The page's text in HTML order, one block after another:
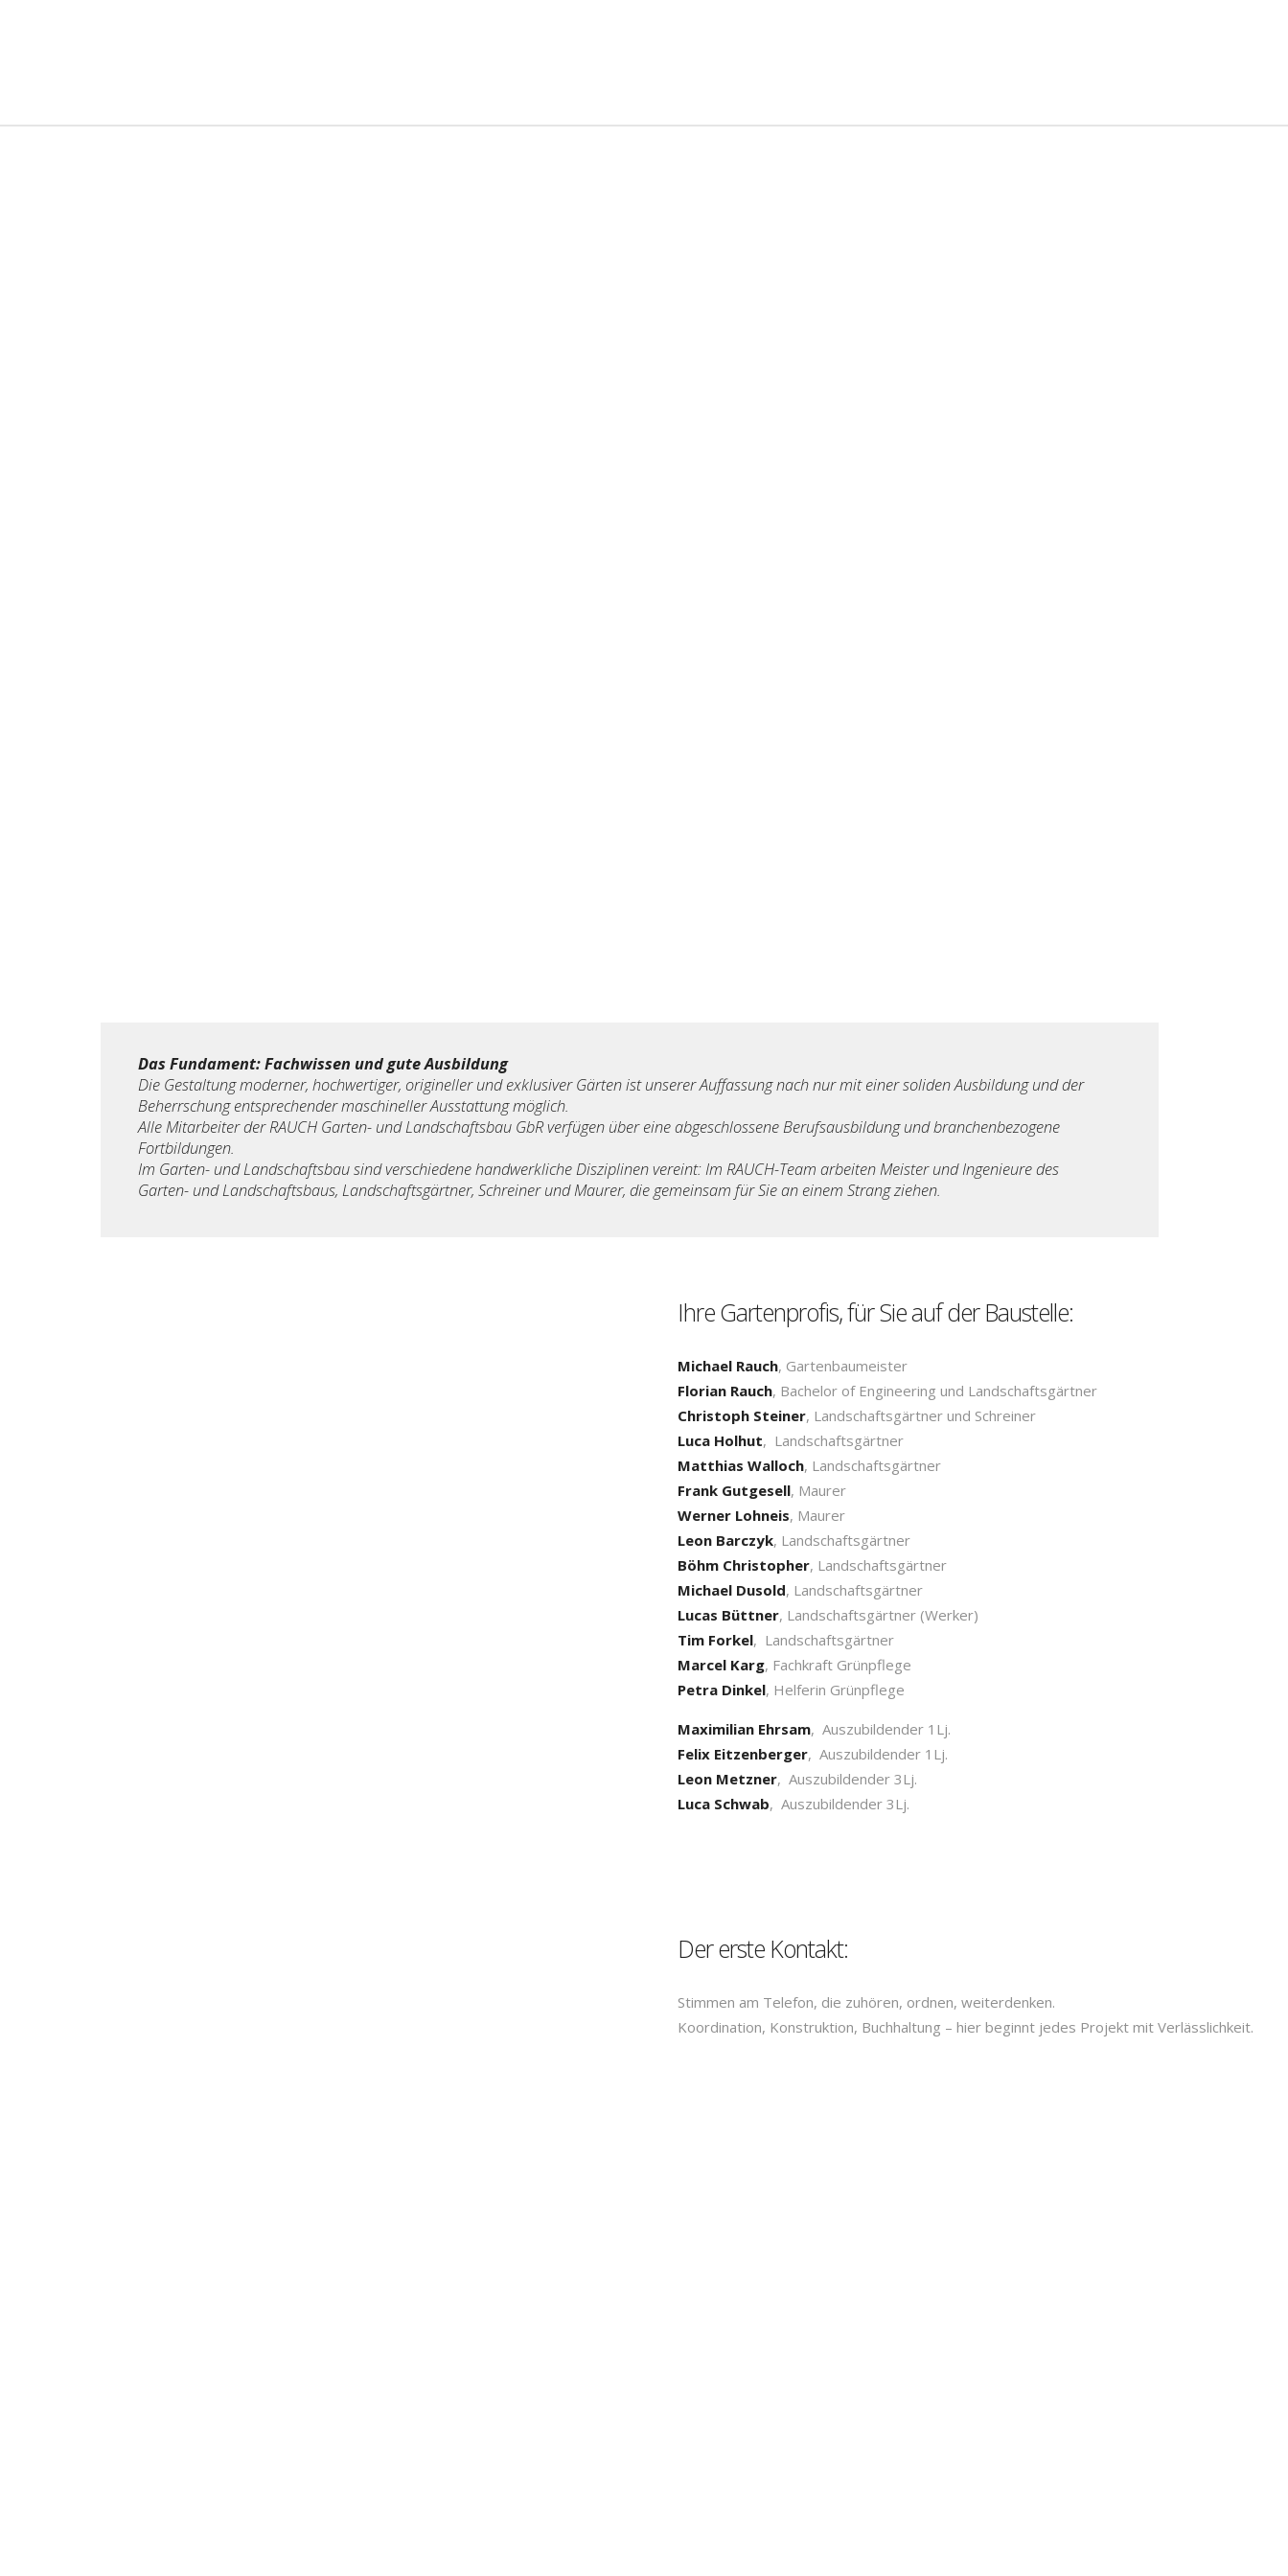
Das Fundament: Fachwissen und gute Ausbildung
Die Gestaltung moderner, hochwertiger, origineller und exklusiver Gärten ist unserer Auffassung nach nur mit einer soliden Ausbildung und der
Beherrschung entsprechender maschineller Ausstattung möglich.
Alle Mitarbeiter der RAUCH Garten- und Landschaftsbau GbR verfügen über eine abgeschlossene Berufsausbildung und branchenbezogene
Fortbildungen.
Im Garten- und Landschaftsbau sind verschiedene handwerkliche Disziplinen vereint: Im RAUCH-Team arbeiten Meister und Ingenieure des
Garten- und Landschaftsbaus, Landschaftsgärtner, Schreiner und Maurer, die gemeinsam für Sie an einem Strang ziehen.
Ihre Gartenprofis, für Sie auf der Baustelle:
Michael Rauch, Gartenbaumeister
Florian Rauch, Bachelor of Engineering und Landschaftsgärtner
Christoph Steiner, Landschaftsgärtner und Schreiner
Luca Holhut, Landschaftsgärtner
Matthias Walloch, Landschaftsgärtner
Frank Gutgesell, Maurer
Werner Lohneis, Maurer
Leon Barczyk, Landschaftsgärtner
Böhm Christopher, Landschaftsgärtner
Michael Dusold, Landschaftsgärtner
Lucas Büttner, Landschaftsgärtner (Werker)
Tim Forkel, Landschaftsgärtner
Marcel Karg, Fachkraft Grünpflege
Petra Dinkel, Helferin Grünpflege
Maximilian Ehrsam, Auszubildender 1Lj.
Felix Eitzenberger, Auszubildender 1Lj.
Leon Metzner, Auszubildender 3Lj.
Luca Schwab, Auszubildender 3Lj.
Der erste Kontakt:
Stimmen am Telefon, die zuhören, ordnen, weiterdenken.
Koordination, Konstruktion, Buchhaltung – hier beginnt jedes Projekt mit Verlässlichkeit.